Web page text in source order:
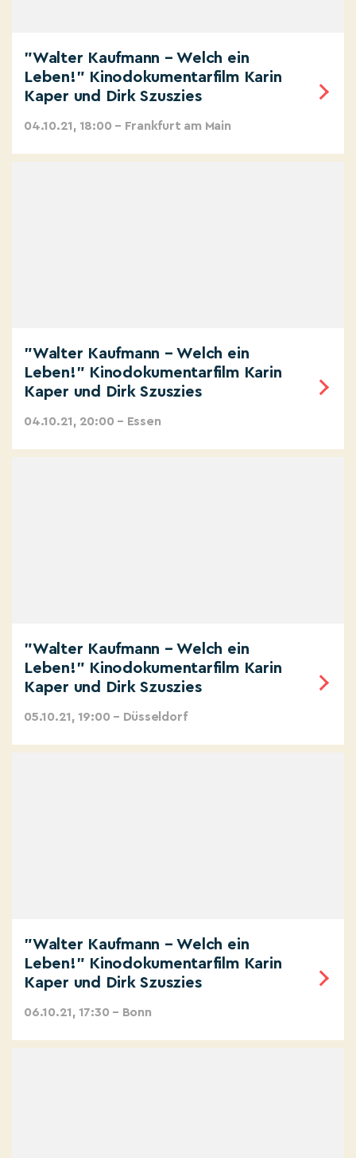
"Walter Kaufmann – Welch ein
Leben!" Kinodokumentarfilm Karin
Kaper und Dirk Szuszies
04.10.21, 18:00 – Frankfurt am Main
"Walter Kaufmann – Welch ein
Leben!" Kinodokumentarfilm Karin
Kaper und Dirk Szuszies
04.10.21, 20:00 – Essen
"Walter Kaufmann – Welch ein
Leben!" Kinodokumentarfilm Karin
Kaper und Dirk Szuszies
05.10.21, 19:00 – Düsseldorf
"Walter Kaufmann – Welch ein
Leben!" Kinodokumentarfilm Karin
Kaper und Dirk Szuszies
06.10.21, 17:30 – Bonn